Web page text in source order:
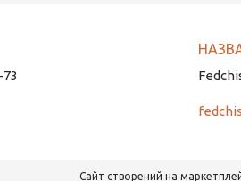
Сайт створений на